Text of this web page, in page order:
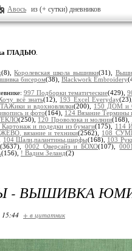
Авось из (+ сутки) дневников
ГЛАДЬЮ
(8),Королевская школа вышивки(31),
бисером(38), Blackwork Embroidery
997 Подборки тематические(429),
всё знать(12), 193 Excel Everyday(23),
и вдохновлялки(200), 150 ДОМ и
и фото(164), 124 Вязание
(250), 120 Проволока и молнии(168),
Картонаж и подедки из бумаги(175), 114
вязание и техники(2562), 108
104 Шали,палантины,шарфы(168), 103
(3637),0002 Оверсайз и БОХО(107),
(156), ! Вадим Зеланд(2)
- ВЫШИВКА
15:44 + в цитатник